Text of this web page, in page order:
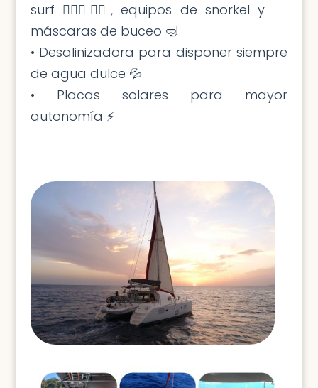
surf 🏄🏽‍♀️🏄🏼, equipos de snorkel y
máscaras de buceo 🤿
• Desalinizadora para disponer siempre
de agua dulce 💦
• Placas solares para mayor
autonomía ⚡️